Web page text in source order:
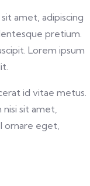
amet, adipiscing
pretium.
Lorem ipsum
id vitae metus.
sit amet,
ornare eget,